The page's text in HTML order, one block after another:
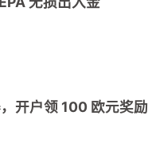
开户领 100 欧元奖励